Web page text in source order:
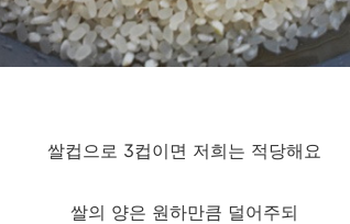
쌀컵으로 3컵이면 저희는 적당해요
쌀의 양은 원하만큼 덜어주되